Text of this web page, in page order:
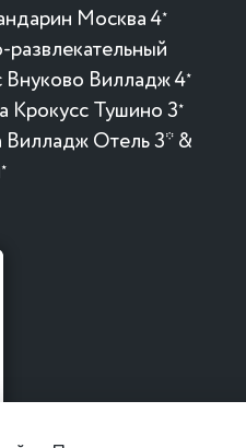
Москва 4★
развлекательный
Внуково Вилладж 4★
Крокусc Тушино 3★
Вилладж Отель 3* &
★
Новый